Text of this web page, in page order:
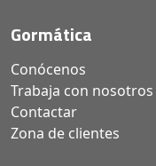
Gormática
Conócenos
Trabaja con nosotros
Contactar
Zona de clientes